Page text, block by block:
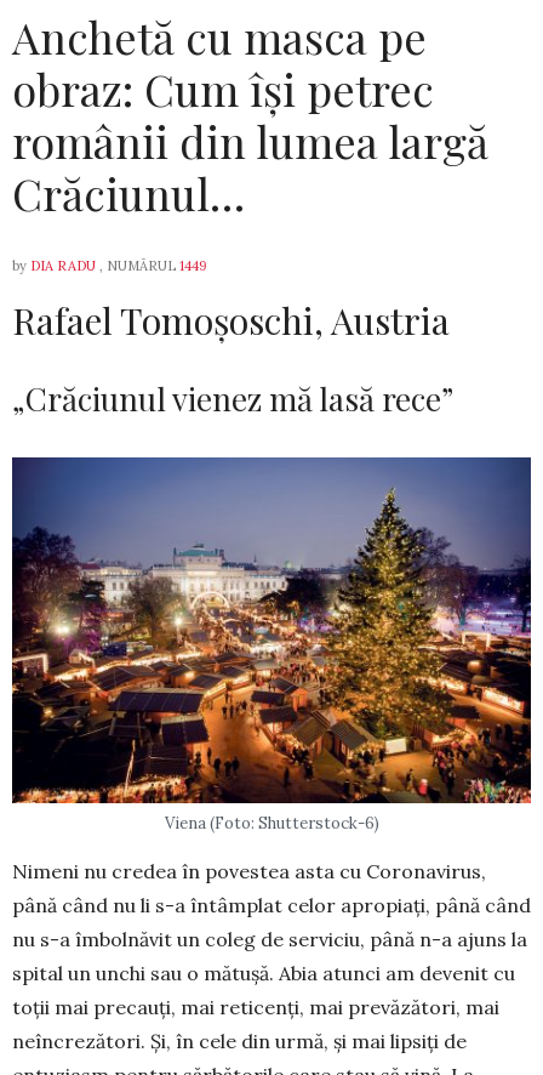
Anchetă cu masca pe
obraz: Cum își petrec
românii din lumea largă
Crăciunul…
by DIA RADU , NUMĂRUL 1449
Rafael Tomoșoschi, Austria
„Crăciunul vienez mă lasă rece”
Viena (Foto: Shutterstock-6)
Nimeni nu credea în povestea asta cu Coro­na­virus,
până când nu li s-a întâmplat celor apropiați, până când
nu s-a îmbolnăvit un coleg de serviciu, până n-a ajuns la
spital un unchi sau o mătușă. Abia atunci am devenit cu
toții mai precauți, mai reti­cenți, mai prevăzători, mai
neîncrezători. Și, în ce­le din urmă, și mai lip­siți de